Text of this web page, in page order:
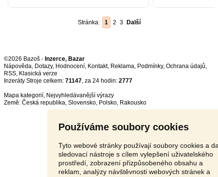
Používáme soubory cookies
Tyto webové stránky používají soubory cookies a
sledovací nástroje s cílem vylepšení uživatelského
prostředí, zobrazení přizpůsobeného obsahu a
reklam, analýzy návštěvnosti webových stránek a
Stránka: 1 2 3 Další
©2026 Bazoš - Inzerce, Bazar
Nápověda, Dotazy, Hodnocení, Kontakt, Reklama, Podmínky, Ochrana údajů,
RSS,
Inzeráty Stroje celkem: 71147, za 24 hodin: 2777
Mapa kategorií, Nejvyhledávanější výrazy
Země: Česká republika, Slovensko, Polsko, Rakousko